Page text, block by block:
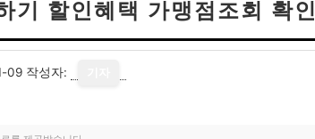
할인혜택 가맹점조회 확인
09 작성자: